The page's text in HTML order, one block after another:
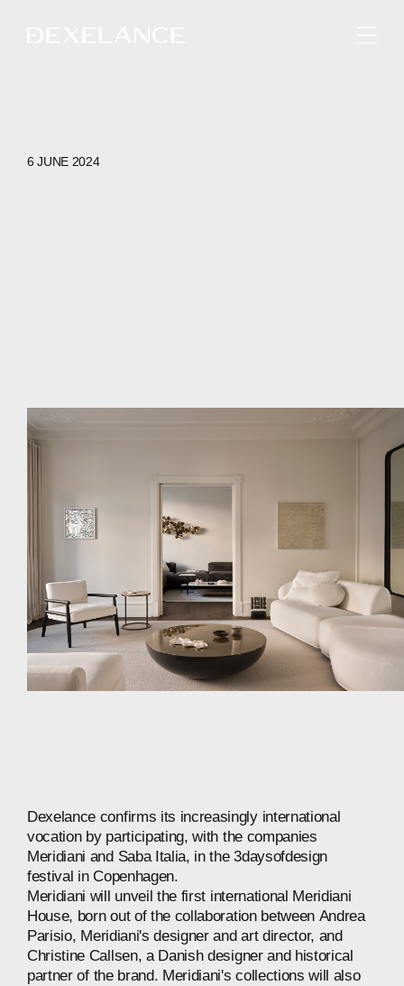
6 JUNE 2024
Dexelance confirms its increasingly international
vocation by participating, with the companies
Meridiani and Saba Italia, in the 3daysofdesign
festival in Copenhagen.
Meridiani will unveil the first international Meridiani
House, born out of the collaboration between Andrea
Parisio, Meridiani's designer and art director, and
Christine Callsen, a Danish designer and historical
partner of the brand. Meridiani's collections will also